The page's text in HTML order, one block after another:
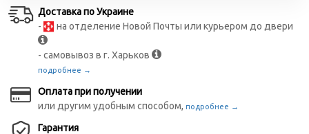
Доставка по Украине
-
на отделение Новой Почты или курьером до двери
- самовывоз в г. Харьков
подробнее →
Оплата при получении
или другим удобным способом, подробнее →
Гарантия